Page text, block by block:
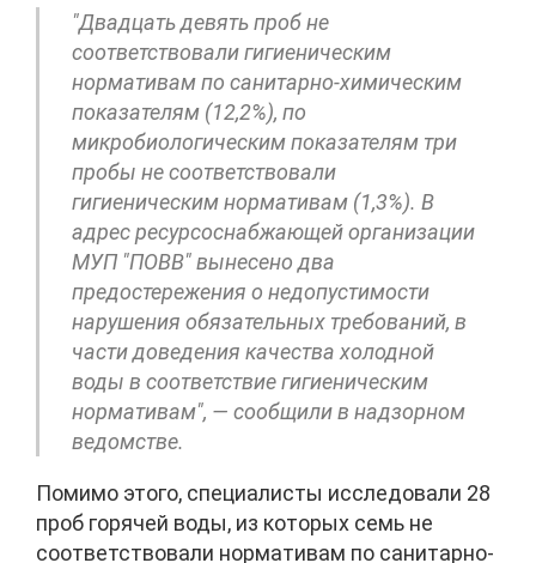
"Двадцать девять проб не
соответствовали гигиеническим
нормативам по санитарно-химическим
показателям (12,2%), по
микробиологическим показателям три
пробы не соответствовали
гигиеническим нормативам (1,3%). В
адрес ресурсоснабжающей организации
МУП "ПОВВ" вынесено два
предостережения о недопустимости
нарушения обязательных требований, в
части доведения качества холодной
воды в соответствие гигиеническим
нормативам", — сообщили в надзорном
ведомстве.
Помимо этого, специалисты исследовали 28
проб горячей воды, из которых семь не
соответствовали нормативам по санитарно-